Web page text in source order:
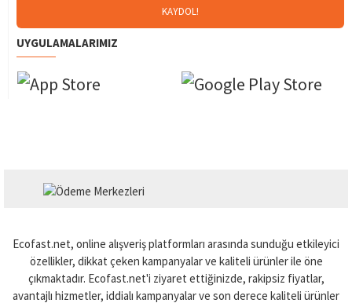
UYGULAMALARIMIZ
Ecofast.net, online alışveriş platformları arasında sunduğu etkileyici
özellikler, dikkat çeken kampanyalar ve kaliteli ürünler ile öne
çıkmaktadır. Ecofast.net'i ziyaret ettiğinizde, rakipsiz fiyatlar,
avantajlı hizmetler, iddialı kampanyalar ve son derece kaliteli ürünler